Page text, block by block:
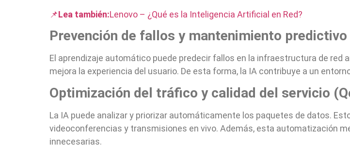
📌Lea también:Lenovo – ¿Qué es la Inteligencia Artificial en Red?
Prevención de fallos y mantenimiento predictivo
El aprendizaje automático puede predecir fallos en la infraestructura de red
mejora la experiencia del usuario. De esta forma, la IA contribuye a un
Optimización del tráfico y calidad del servicio
La IA puede analizar y priorizar automáticamente los paquetes de datos.
videoconferencias y transmisiones en vivo. Además, esta automatización
innecesarias.